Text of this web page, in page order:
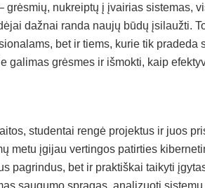
grėsmių, nukreiptų į įvairias sistemas,
dažnai randa naujų būdų įsilaužti.
bet ir tiems, kurie tik pradeda
galimas grėsmes ir išmokti, kaip
studentai rengė projektus ir juos
metu įgijau vertingos patirties
pagrindus, bet ir praktiškai taikyti
saugumo spragas, analizuoti sistemų